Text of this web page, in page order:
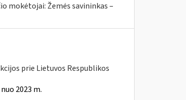
mokėtojai: Žemės savininkas –
prie Lietuvos Respublikos
2023 m.